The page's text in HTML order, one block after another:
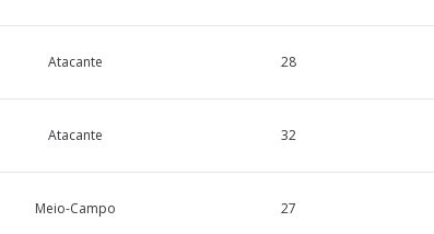
Atacante 28
Atacante 32
Meio-Campo 27